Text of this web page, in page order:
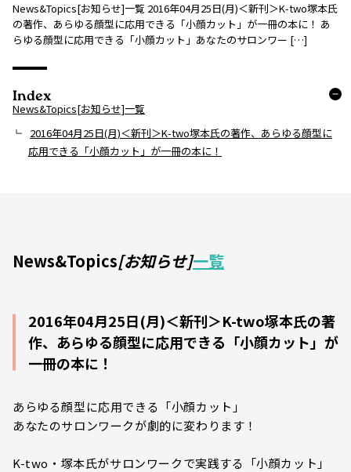
News&Topics[お知らせ]一覧 2016年04月25日(月)＜新刊＞K-two塚本氏
の著作、あらゆる顔型に応用できる「小顔カット」が一冊の本に！ あ
らゆる顔型に応用できる「小顔カット」あなたのサロンワー […]
Index
News&Topics[お知らせ]一覧
2016年04月25日(月)＜新刊＞K-two塚本氏の著作、あらゆる顔型に
応用できる「小顔カット」が一冊の本に！
News&Topics[お知らせ]一覧
2016年04月25日(月)＜新刊＞K-two塚本氏の著
作、あらゆる顔型に応用できる「小顔カット」が
一冊の本に！
あらゆる顔型に応用できる「小顔カット」
あなたのサロンワークが劇的に変わります！
K-two・塚本氏がサロンワークで実践する「小顔カット」